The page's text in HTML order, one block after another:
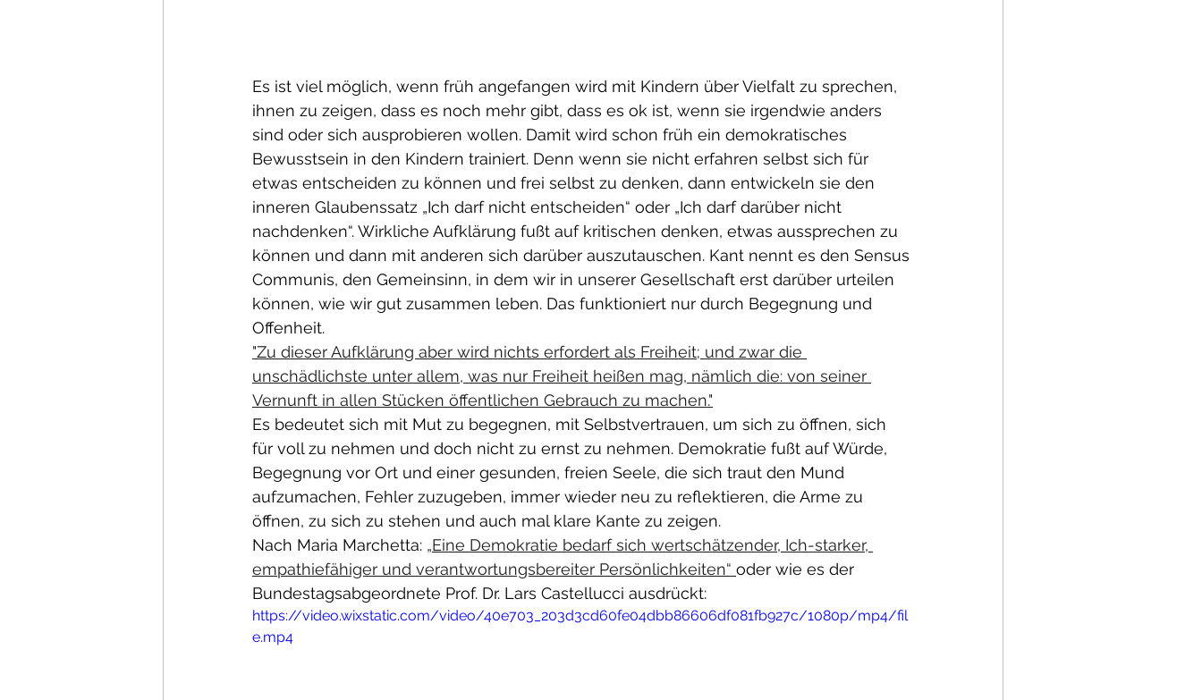
Es ist viel möglich, wenn früh angefangen wird mit Kindern über Vielfalt zu sprechen,
ihnen zu zeigen, dass es noch mehr gibt, dass es ok ist, wenn sie irgendwie anders
sind oder sich ausprobieren wollen. Damit wird schon früh ein demokratisches
Bewusstsein in den Kindern trainiert. Denn wenn sie nicht erfahren selbst sich für
etwas entscheiden zu können und frei selbst zu denken, dann entwickeln sie den
inneren Glaubenssatz „Ich darf nicht entscheiden“ oder „Ich darf darüber nicht
nachdenken“. Wirkliche Aufklärung fußt auf kritischen denken, etwas aussprechen zu
können und dann mit anderen sich darüber auszutauschen. Kant nennt es den Sensus
Communis, den Gemeinsinn, in dem wir in unserer Gesellschaft erst darüber urteilen
können, wie wir gut zusammen leben. Das funktioniert nur durch Begegnung und
Offenheit.
"Zu dieser Aufklärung aber wird nichts erfordert als Freiheit; und zwar die
unschädlichste unter allem, was nur Freiheit heißen mag, nämlich die: von seiner
Vernunft in allen Stücken öffentlichen Gebrauch zu machen."
Es bedeutet sich mit Mut zu begegnen, mit Selbstvertrauen, um sich zu öffnen, sich
für voll zu nehmen und doch nicht zu ernst zu nehmen. Demokratie fußt auf Würde,
Begegnung vor Ort und einer gesunden, freien Seele, die sich traut den Mund
aufzumachen, Fehler zuzugeben, immer wieder neu zu reflektieren, die Arme zu
öffnen, zu sich zu stehen und auch mal klare Kante zu zeigen.
Nach Maria Marchetta: „Eine Demokratie bedarf sich wertschätzender, Ich-starker,
empathiefähiger und verantwortungsbereiter Persönlichkeiten“ oder wie es der
Bundestagsabgeordnete Prof. Dr. Lars Castellucci ausdrückt:
https://video.wixstatic.com/video/40e703_203d3cd60fe04dbb86606df081fb927c/1080p/mp4/fil
e.mp4